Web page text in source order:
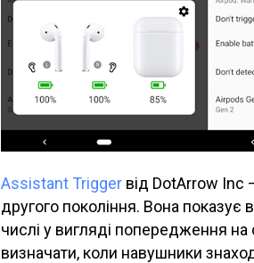
Assistant Trigger від DotArrow Inc
другого покоління. Вона показує
числі у вигляді попередження
визначати, коли навушники